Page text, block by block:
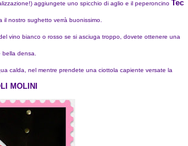
aggiungete uno spicchio di aglio e il peperoncino Tec
il nostro sughetto verrà buonissimo.
vino bianco o rosso se si asciuga troppo, dovete ottenere una
bella densa.
calda, nel mentre prendete una ciottola capiente versate la
MOLINI